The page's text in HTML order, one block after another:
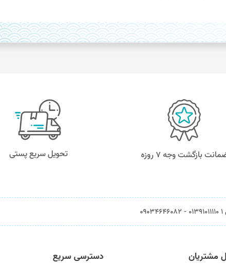
بازگشت وجه ۷ روزه تحویل سریع پستی
مشتریان دسترسی سریع